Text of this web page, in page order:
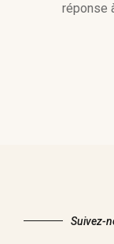
réponse
Suivez-